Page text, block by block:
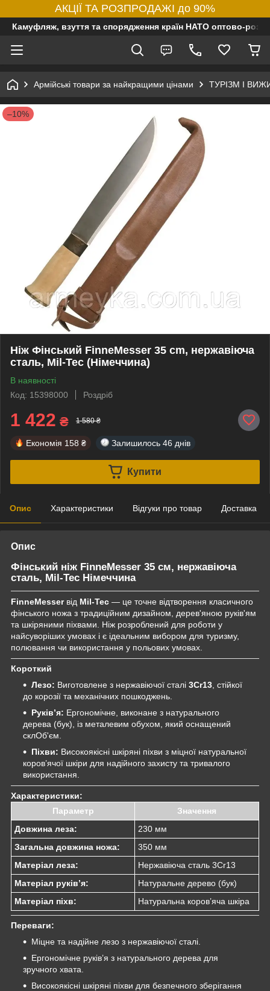
АКЦІЇ ТА РОЗПРОДАЖІ до 90%
Камуфляж, взуття та спорядження країн НАТО оптово-
Армійські товари за найкращими цінами ТУРІЗМ І
–10%
Ніж Фінський FinneMesser 35 cm, нержавіюча
сталь, Mil-Tec (Німеччина)
В наявності
Код: 15398000
Роздріб
1 422 ₴ 1 580 ₴
Економія 158 ₴ Залишилось 46 днів
Купити
Опис Характеристики Відгуки про товар Доставка
Опис
Фінський ніж FinneMesser 35 см, нержавіюча
сталь, Mil-Tec Німеччина
FinneMesserвід Mil-Tec — це точне відтворення класичного
фінського ножа з традиційним дизайном, дерев'яною руків'ям
та шкіряними піхвами. Ніж розроблений для роботи у
найсуворіших умовах і є ідеальним вибором для туризму,
полювання чи використання у польових умовах.
Короткий
Лезо: Виготовлене з нержавіючої сталі 3Cr13 , стійкої
до корозії та механічних пошкоджень.
Руків’я: Ергономічне, виконане з натурального
дерева (бук), із металевим обухом, який оснащений
склОб'єм.
Піхви: Високоякісні шкіряні піхви з міцної натуральної
коров’ячої шкіри для надійного захисту та тривалого
використання.
Характеристики:
Параметр
Значення
Довжина леза:
230 мм
Загальна довжина ножа:
350 мм
Матеріал леза:
Нержавіюча сталь 3Cr13
Матеріал руків’я:
Натуральне дерево (бук)
Матеріал піхв:
Натуральна коров’яча шкіра
Переваги:
Міцне та надійне лезо з нержавіючої сталі.
Ергономічне руків’я з натурального дерева для
зручного хвата.
Високоякісні шкіряні піхви для безпечного зберігання